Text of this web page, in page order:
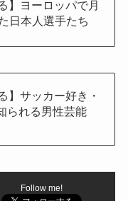
】ヨーロッパで月
日本人選手たち
】サッカー好き・
られる男性芸能
Follow me!